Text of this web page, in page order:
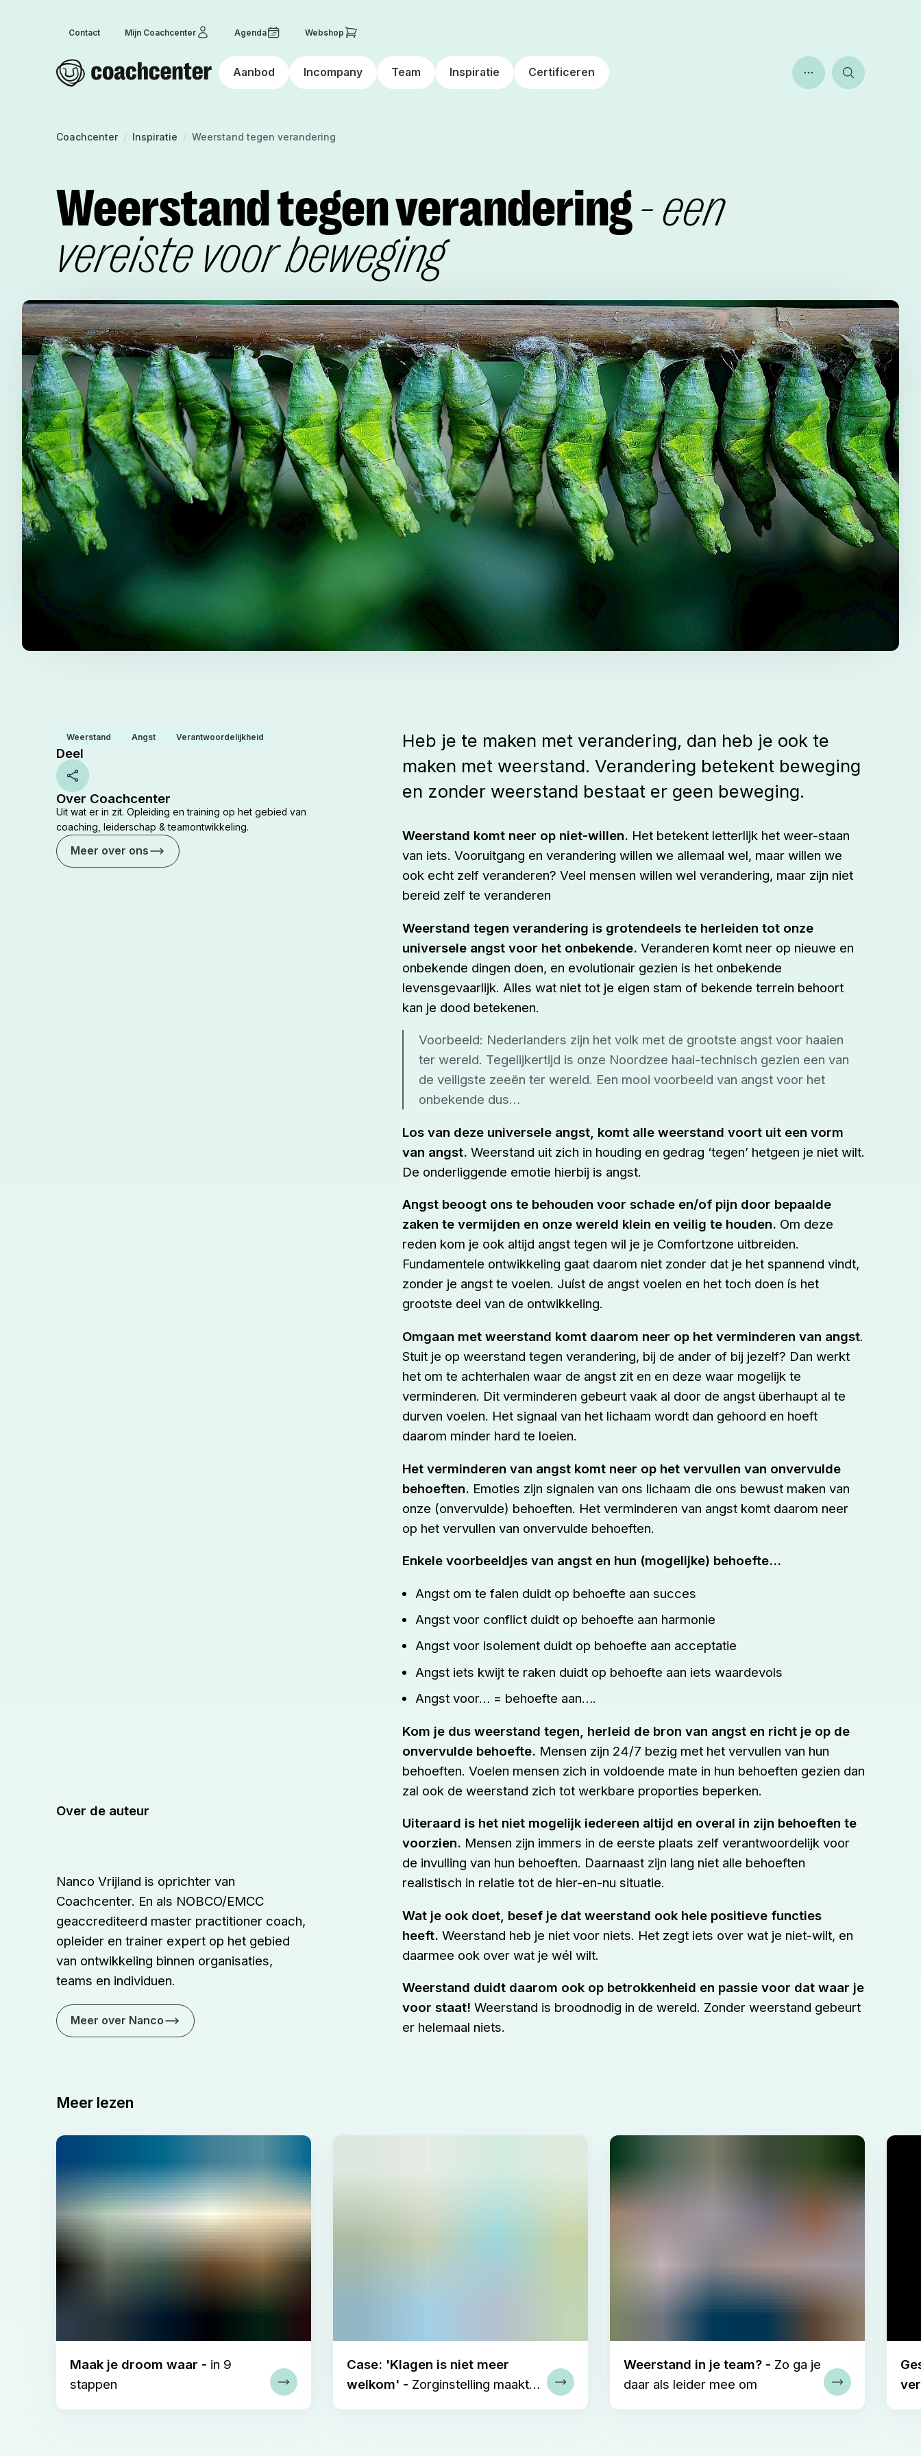
Homepage
Contact Mijn Coachcenter Agenda Webshop
Aanbod Incompany Team Inspiratie Certificeren
Toon meer menu
Zoeken
Coachcenter / Inspiratie / Weerstand tegen verandering
Weerstand tegen verandering- een
vereiste voor beweging
Weerstand Angst Verantwoordelijkheid
Deel
Share
Over Coachcenter
Uit wat er in zit. Opleiding en training op het gebied van
coaching, leiderschap & teamontwikkeling.
Meer over ons
Heb je te maken met verandering, dan heb je ook te
maken met weerstand. Verandering betekent beweging
en zonder weerstand bestaat er geen beweging.
Weerstand komt neer op niet-willen. Het betekent letterlijk het weer-staan
van iets. Vooruitgang en verandering willen we allemaal wel, maar willen we
ook echt zelf veranderen? Veel mensen willen wel verandering, maar zijn niet
bereid zelf te veranderen
Weerstand tegen verandering is grotendeels te herleiden tot onze
universele angst voor het onbekende. Veranderen komt neer op nieuwe en
onbekende dingen doen, en evolutionair gezien is het onbekende
levensgevaarlijk. Alles wat niet tot je eigen stam of bekende terrein behoort
kan je dood betekenen.
Voorbeeld: Nederlanders zijn het volk met de grootste angst voor haaien
ter wereld. Tegelijkertijd is onze Noordzee haai-technisch gezien een van
de veiligste zeeën ter wereld. Een mooi voorbeeld van angst voor het
onbekende dus…
Los van deze universele angst, komt alle weerstand voort uit een vorm
van angst. Weerstand uit zich in houding en gedrag ‘tegen’ hetgeen je niet wilt.
De onderliggende emotie hierbij is angst.
Angst beoogt ons te behouden voor schade en/of pijn door bepaalde
zaken te vermijden en onze wereld klein en veilig te houden. Om deze
reden kom je ook altijd angst tegen wil je je Comfortzone uitbreiden.
Fundamentele ontwikkeling gaat daarom niet zonder dat je het spannend vindt,
zonder je angst te voelen. Juíst de angst voelen en het toch doen ís het
grootste deel van de ontwikkeling.
Omgaan met weerstand komt daarom neer op het verminderen van angst.
Stuit je op weerstand tegen verandering, bij de ander of bij jezelf? Dan werkt
het om te achterhalen waar de angst zit en en deze waar mogelijk te
verminderen. Dit verminderen gebeurt vaak al door de angst überhaupt al te
durven voelen. Het signaal van het lichaam wordt dan gehoord en hoeft
daarom minder hard te loeien.
Het verminderen van angst komt neer op het vervullen van onvervulde
behoeften. Emoties zijn signalen van ons lichaam die ons bewust maken van
onze (onvervulde) behoeften. Het verminderen van angst komt daarom neer
op het vervullen van onvervulde behoeften.
Enkele voorbeeldjes van angst en hun (mogelijke) behoefte…
Angst om te falen duidt op behoefte aan succes
Angst voor conflict duidt op behoefte aan harmonie
Angst voor isolement duidt op behoefte aan acceptatie
Angst iets kwijt te raken duidt op behoefte aan iets waardevols
Angst voor… = behoefte aan….
Kom je dus weerstand tegen, herleid de bron van angst en richt je op de
onvervulde behoefte. Mensen zijn 24/7 bezig met het vervullen van hun
behoeften. Voelen mensen zich in voldoende mate in hun behoeften gezien dan
zal ook de weerstand zich tot werkbare proporties beperken.
Uiteraard is het niet mogelijk iedereen altijd en overal in zijn behoeften te
voorzien. Mensen zijn immers in de eerste plaats zelf verantwoordelijk voor
de invulling van hun behoeften. Daarnaast zijn lang niet alle behoeften
realistisch in relatie tot de hier-en-nu situatie.
Wat je ook doet, besef je dat weerstand ook hele positieve functies
heeft. Weerstand heb je niet voor niets. Het zegt iets over wat je niet-wilt, en
daarmee ook over wat je wél wilt.
Weerstand duidt daarom ook op betrokkenheid en passie voor dat waar je
voor staat! Weerstand is broodnodig in de wereld. Zonder weerstand gebeurt
er helemaal niets.
Over de auteur
Nanco Vrijland is oprichter van
Coachcenter. En als NOBCO/EMCC
geaccrediteerd master practitioner coach,
opleider en trainer expert op het gebied
van ontwikkeling binnen organisaties,
teams en individuen.
Meer over Nanco
Meer lezen
Maak je droom waar - in 9
stappen
Lees verder
Case: 'Klagen is niet meer
welkom' - Zorginstelling maakt
Lees verder
Weerstand in je team? - Zo ga je
daar als leider mee om
Lees verder